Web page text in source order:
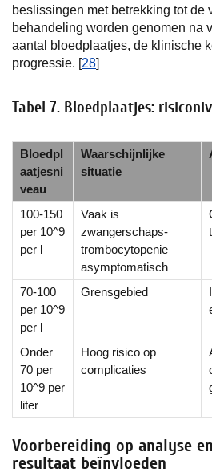
beslissingen met betrekking tot de
behandeling worden genomen na
aantal bloedplaatjes, de klinische
progressie. [28]
Tabel 7. Bloedplaatjes:
Bloedpl
aatjesni
veau
Waarschijnlijke
situatie
100-150
per 10^9
per l
Vaak is
zwangerschaps-
trombocytopenie
asymptomatisch
70-100
per 10^9
per l
Grensgebied
Onder
70 per
10^9 per
liter
Hoog risico op
complicaties
Voorbereiding op analyse
resultaat beïnvloeden